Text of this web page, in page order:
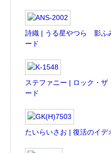
詩織 | うる星やつら 影ふ
ード
ステファニー | ロック・
ード
たいらいさお | 復活のイ